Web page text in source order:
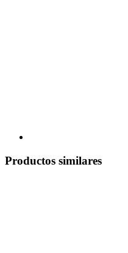
Productos similares